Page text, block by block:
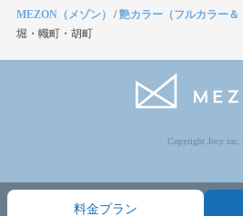
料金プラン
MEZON（メゾン） /艶カラー（フルカラー＆
堀・幟町・胡町
Copyright Jocy inc.